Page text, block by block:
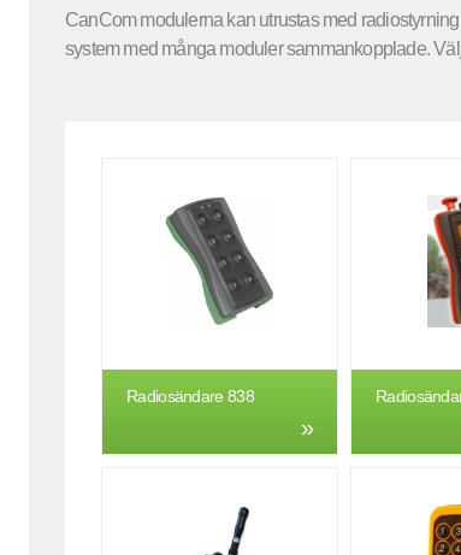
CanCom modulerna kan utrustas med
system med många moduler sammankopplade.
Radiosändare 838